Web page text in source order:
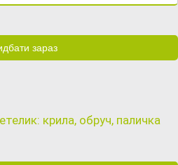
крила, обруч, паличка